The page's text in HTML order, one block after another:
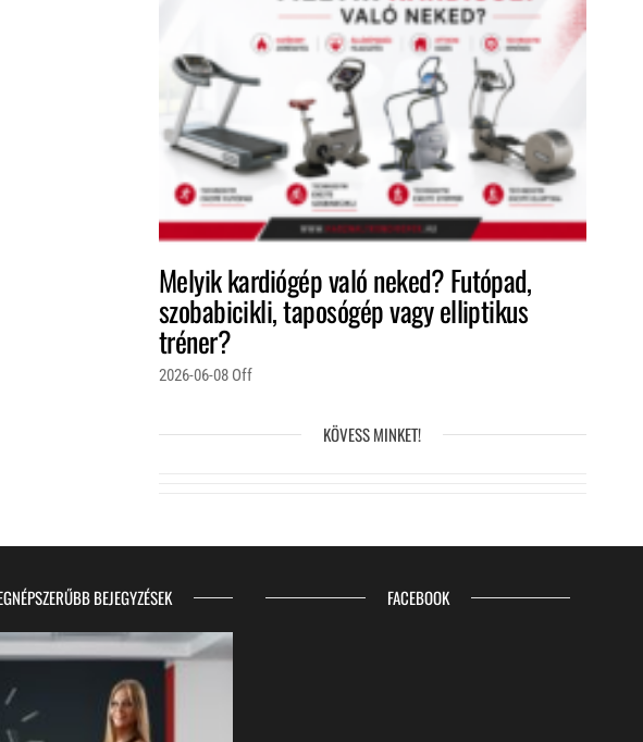
Melyik kardiógép való neked? Futópad,
szobabicikli, taposógép vagy elliptikus
tréner?
2026-06-08 Off
KÖVESS MINKET!
BEJEGYZÉSEK FACEBOOK